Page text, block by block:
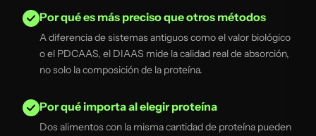
Por qué es más preciso que otros métodos
A diferencia de sistemas antiguos como el valor biológico
o el PDCAAS, el DIAAS mide la calidad real de absorción,
no solo la composición de la proteína.
Por qué importa al elegir proteína
Dos alimentos con la misma cantidad de proteína pueden